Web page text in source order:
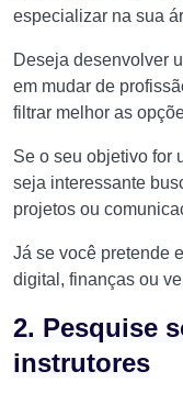
especializar na sua
Deseja desenvolver
em mudar de
filtrar melhor as
Se o seu objetivo for
seja interessante
projetos ou
Já se você pretende
digital, finanças ou
2. Pesquise
instrutores